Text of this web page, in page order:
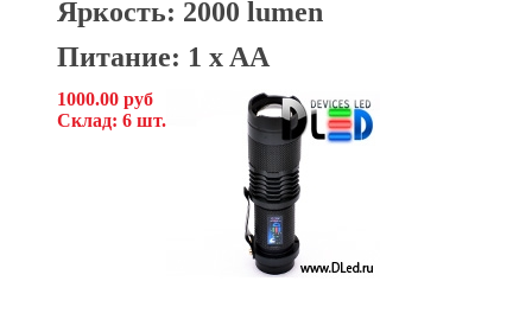
Яркость: 2000 lumen
Питание: 1 x AA
1000.00 руб
Склад: 6 шт.